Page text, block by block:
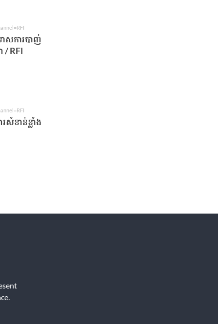
ោសការបាញ់
/ RFI
សំខាន់ខ្លាំង